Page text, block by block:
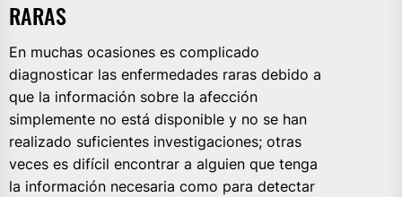
RARAS
En muchas ocasiones es complicado
diagnosticar las enfermedades raras debido a
que la información sobre la afección
simplemente no está disponible y no se han
realizado suficientes investigaciones; otras
veces es difícil encontrar a alguien que tenga
la información necesaria como para detectar